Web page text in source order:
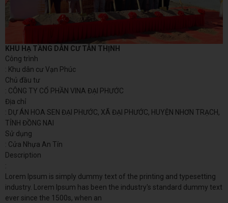
KHU HẠ TẦNG DÂN CƯ TÂN THỊNH
Công trình
: Khu dân cư Vạn Phúc
Chủ đầu tư
: CÔNG TY CỔ PHẦN VINA ĐẠI PHƯỚC
Địa chỉ
: DỰ ÁN HOA SEN ĐẠI PHƯỚC, XÃ ĐẠI PHƯỚC, HUYỆN NHƠN TRẠCH,
TỈNH ĐỒNG NAI
Sử dụng
: Cửa Nhựa An Tín
Description
:
Lorem Ipsum is simply dummy text of the printing and typesetting
industry. Lorem Ipsum has been the industry's standard dummy text
ever since the 1500s, when an